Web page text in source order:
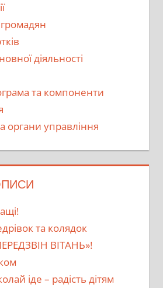
діяльності
та компоненти
органи управління
та колядок
ВІТАНЬ»!
іде – радість дітям